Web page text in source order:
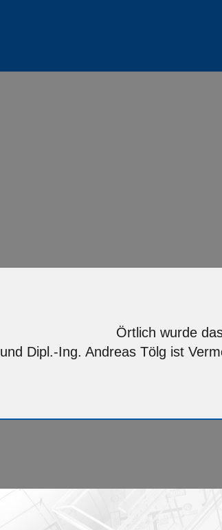
Örtlich wurde
und Dipl.-Ing. Andreas Tölg ist